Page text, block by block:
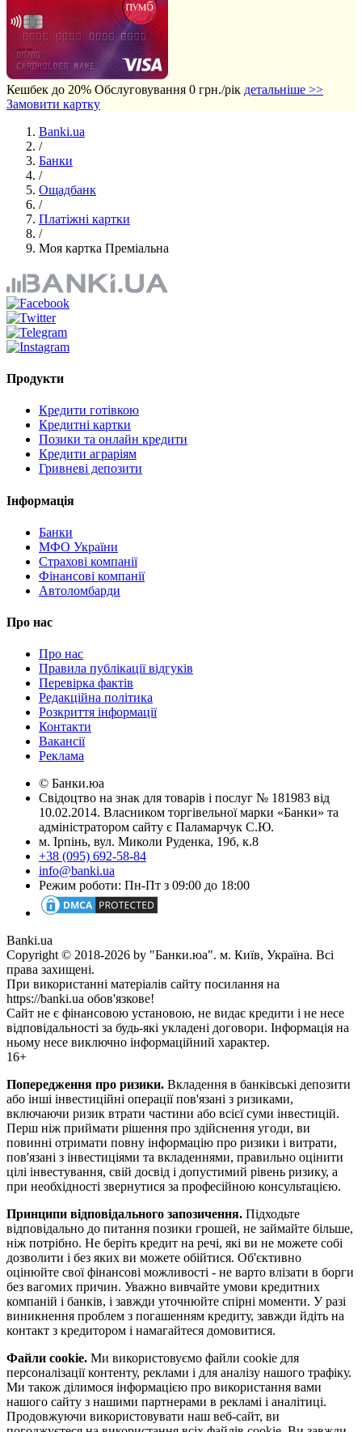
Кешбек до 20% Обслуговування 0 грн./рік детальніше >>
Замовити картку
Banki.ua
/
Банки
/
Ощадбанк
/
Платіжні картки
/
Моя картка Преміальна
Продукти
Кредити готівкою
Кредитні картки
Позики та онлайн кредити
Кредити аграріям
Гривневі депозити
Інформація
Банки
МФО України
Страхові компанії
Фінансові компанії
Автоломбарди
Про нас
Про нас
Правила публікації відгуків
Перевірка фактів
Редакційна політика
Розкриття інформації
Контакти
Вакансії
Реклама
© Банки.юа
Свідоцтво на знак для товарів і послуг № 181983 від
10.02.2014. Власником торгівельної марки «Банки» та
адміністратором сайту є Паламарчук С.Ю.
м. Ірпінь, вул. Миколи Руденка, 19б, к.8
+38 (095) 692-58-84
info@banki.ua
Режим роботи: Пн-Пт з 09:00 до 18:00
Banki.ua
Copyright © 2018-2026 by "Банки.юа". м. Київ, Україна. Всі
права захищені.
При використанні матеріалів сайту посилання на
https://banki.ua обов'язкове!
Сайт не є фінансовою установою, не видає кредити і не несе
відповідальності за будь-які укладені договори. Інформація на
ньому несе виключно інформаційний характер.
16+
Попередження про ризики. Вкладення в банківські депозити
або інші інвестиційні операції пов'язані з ризиками,
включаючи ризик втрати частини або всієї суми інвестицій.
Перш ніж приймати рішення про здійснення угоди, ви
повинні отримати повну інформацію про ризики і витрати,
пов'язані з інвестиціями та вкладеннями, правильно оцінити
цілі інвестування, свій досвід і допустимий рівень ризику, а
при необхідності звернутися за професійною консультацією.
Принципи відповідального запозичення. Підходьте
відповідально до питання позики грошей, не займайте більше,
ніж потрібно. Не беріть кредит на речі, які ви не можете собі
дозволити і без яких ви можете обійтися. Об'єктивно
оцінюйте свої фінансові можливості - не варто влізати в борги
без вагомих причин. Уважно вивчайте умови кредитних
компаній і банків, і завжди уточнюйте спірні моменти. У разі
виникнення проблем з погашенням кредиту, завжди йдіть на
контакт з кредитором і намагайтеся домовитися.
Файли cookie. Ми використовуємо файли cookie для
персоналізації контенту, реклами і для аналізу нашого трафіку.
Ми також ділимося інформацією про використання вами
нашого сайту з нашими партнерами в рекламі і аналітиці.
Продовжуючи використовувати наш веб-сайт, ви